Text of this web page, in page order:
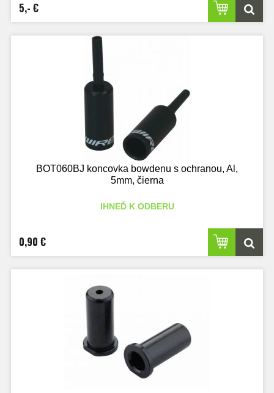
5,- €
BOT060BJ koncovka bowdenu s ochranou, Al,
5mm, čierna
IHNEĎ K ODBERU
0,90 €